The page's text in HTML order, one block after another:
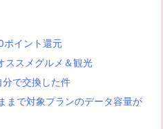
ポイント還元
ススメグルメ＆観光
で交換した件
まで対象プランのデータ容量が